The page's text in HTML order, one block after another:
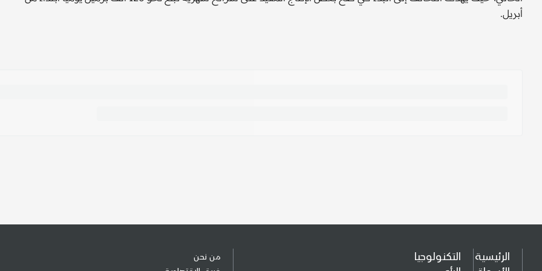
أبريل.
الرئيسية
التكنولوجيا
من نحن